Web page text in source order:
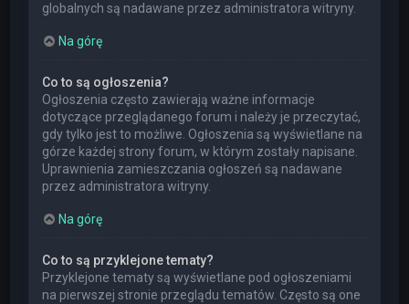
globalnych są nadawane przez administratora witryny.
Na górę
Co to są ogłoszenia?
Ogłoszenia często zawierają ważne informacje
dotyczące przeglądanego forum i należy je przeczytać,
gdy tylko jest to możliwe. Ogłoszenia są wyświetlane na
górze każdej strony forum, w którym zostały napisane.
Uprawnienia zamieszczania ogłoszeń są nadawane
przez administratora witryny.
Na górę
Co to są przyklejone tematy?
Przyklejone tematy są wyświetlane pod ogłoszeniami
na pierwszej stronie przeglądu tematów. Często są one